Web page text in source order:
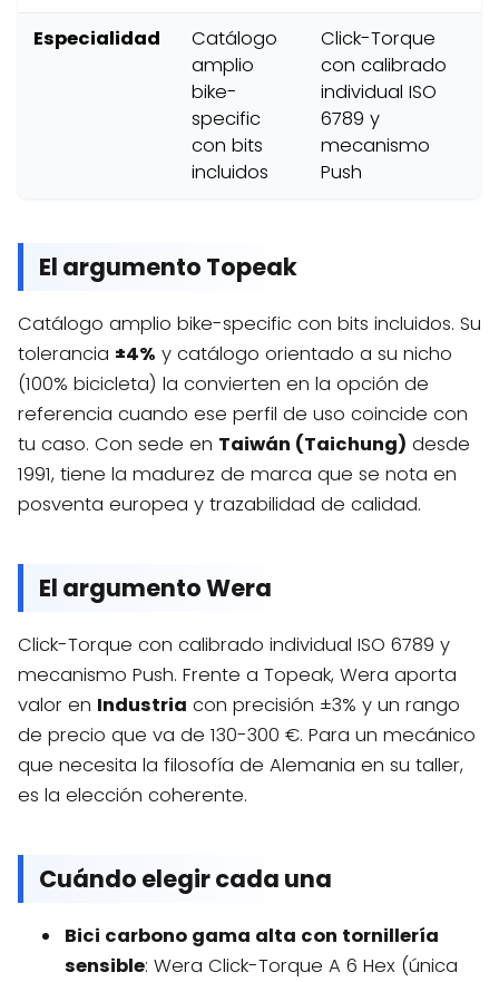
Especialidad
Catálogo
amplio
bike-
specific
con bits
incluidos
Click-Torque
con calibrado
individual ISO
6789 y
mecanismo
Push
El argumento Topeak
Catálogo amplio bike-specific con bits incluidos. Su
tolerancia ±4% y catálogo orientado a su nicho
(100% bicicleta) la convierten en la opción de
referencia cuando ese perfil de uso coincide con
tu caso. Con sede en Taiwán (Taichung) desde
1991, tiene la madurez de marca que se nota en
posventa europea y trazabilidad de calidad.
El argumento Wera
Click-Torque con calibrado individual ISO 6789 y
mecanismo Push. Frente a Topeak, Wera aporta
valor en Industria con precisión ±3% y un rango
de precio que va de 130-300 €. Para un mecánico
que necesita la filosofía de Alemania en su taller,
es la elección coherente.
Cuándo elegir cada una
Bici carbono gama alta con tornillería
sensible: Wera Click-Torque A 6 Hex (única